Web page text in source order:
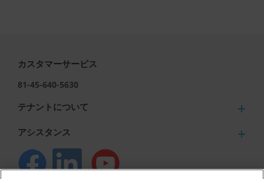
カスタマーサービス
81-45-640-5630
テナントについて
アシスタンス